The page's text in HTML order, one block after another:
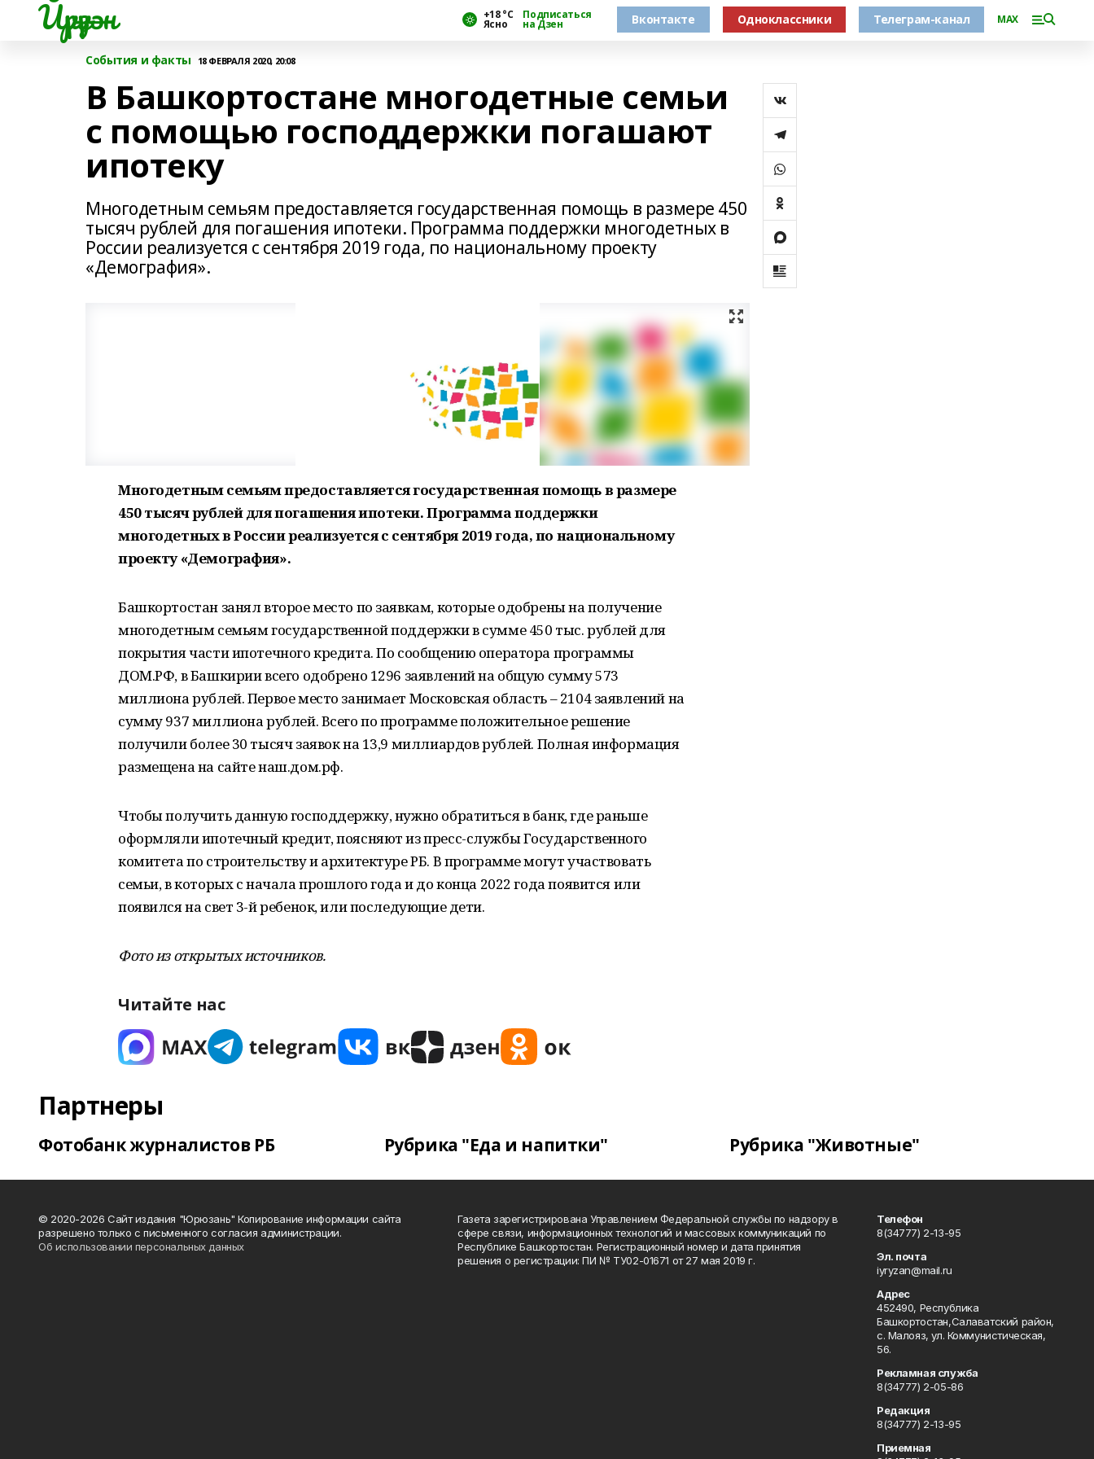
Йүрүҙән +18 °С
Ясно
Подписаться
на Дзен Вконтакте Одноклассники Телеграм-канал MAX
События и факты 18 ФЕВРАЛЯ 2020, 20:08
В Башкортостане многодетные семьи
с помощью господдержки погашают
ипотеку
Многодетным семьям предоставляется государственная помощь в размере 450
тысяч рублей для погашения ипотеки. Программа поддержки многодетных в
России реализуется с сентября 2019 года, по национальному проекту
«Демография».
Многодетным семьям предоставляется государственная помощь в размере
450 тысяч рублей для погашения ипотеки. Программа поддержки
многодетных в России реализуется с сентября 2019 года, по национальному
проекту «Демография».
Башкортостан занял второе место по заявкам, которые одобрены на получение
многодетным семьям государственной поддержки в сумме 450 тыс. рублей для
покрытия части ипотечного кредита. По сообщению оператора программы
ДОМ.РФ, в Башкирии всего одобрено 1296 заявлений на общую сумму 573
миллиона рублей. Первое место занимает Московская область – 2104 заявлений на
сумму 937 миллиона рублей. Всего по программе положительное решение
получили более 30 тысяч заявок на 13,9 миллиардов рублей. Полная информация
размещена на сайте наш.дом.рф.
Чтобы получить данную господдержку, нужно обратиться в банк, где раньше
оформляли ипотечный кредит, поясняют из пресс-службы Государственного
комитета по строительству и архитектуре РБ. В программе могут участвовать
семьи, в которых с начала прошлого года и до конца 2022 года появится или
появился на свет 3-й ребенок, или последующие дети.
Фото из открытых источников.
Читайте нас
Партнеры
Фотобанк журналистов РБ Рубрика "Еда и напитки" Рубрика "Животные"
© 2020-2026 Сайт издания "Юрюзань" Копирование информации сайта
разрешено только с письменного согласия администрации.
Об использовании персональных данных
Газета зарегистрирована Управлением Федеральной службы по надзору в
сфере связи, информационных технологий и массовых коммуникаций по
Республике Башкортостан. Регистрационный номер и дата принятия
решения о регистрации: ПИ № ТУ02-01671 от 27 мая 2019 г.
Телефон
8(34777) 2-13-95
Эл. почта
iyryzan@mail.ru
Адрес
452490, Республика
Башкортостан,Салаватский район,
с. Малояз, ул. Коммунистическая,
56.
Рекламная служба
8(34777) 2-05-86
Редакция
8(34777) 2-13-95
Приемная